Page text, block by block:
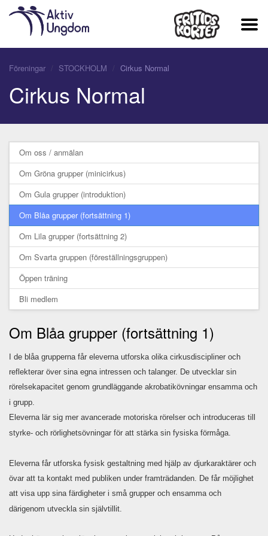
Föreningar STOCKHOLM Cirkus Normal
Cirkus Normal
Om oss / anmälan
Om Gröna grupper (minicirkus)
Om Gula grupper (introduktion)
Om Blåa grupper (fortsättning 1)
Om Lila grupper (fortsättning 2)
Om Svarta gruppen (föreställningsgruppen)
Öppen träning
Bli medlem
Om Blåa grupper (fortsättning 1)
I de blåa grupperna får eleverna utforska olika cirkusdiscipliner och
reflekterar över sina egna intressen och talanger. De utvecklar sin
rörelsekapacitet genom grundläggande akrobatikövningar ensamma och
i grupp.
Eleverna lär sig mer avancerade motoriska rörelser och introduceras till
styrke- och rörlighetsövningar för att stärka sin fysiska förmåga.
Eleverna får utforska fysisk gestaltning med hjälp av djurkaraktärer och
övar att ta kontakt med publiken under framträdanden. De får möjlighet
att visa upp sina färdigheter i små grupper och ensamma och
därigenom utveckla sin självtillit.